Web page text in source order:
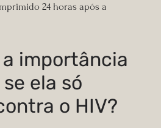
24 horas após a
a importância
se ela só
o HIV?